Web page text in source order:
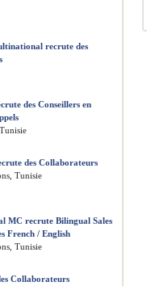
recrute des
des Conseillers en
des Collaborateurs
Tunisie
MC recrute Bilingual Sales
French / English
Tunisie
Collaborateurs